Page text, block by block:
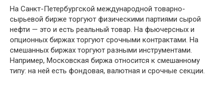
На Санкт-Петербургской международной товарно-
сырьевой бирже торгуют физическими партиями сырой
нефти — это и есть реальный товар. На фьючерсных и
опционных биржах торгуют срочными контрактами. На
смешанных биржах торгуют разными инструментами.
Например, Московская биржа относится к смешанному
типу: на ней есть фондовая, валютная и срочные секции.